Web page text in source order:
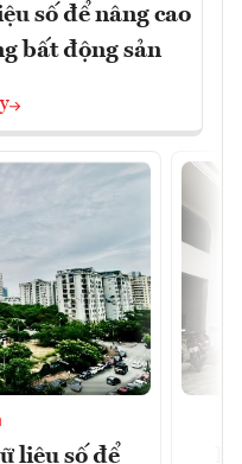
số để nâng cao
bất động sản
liệu số để